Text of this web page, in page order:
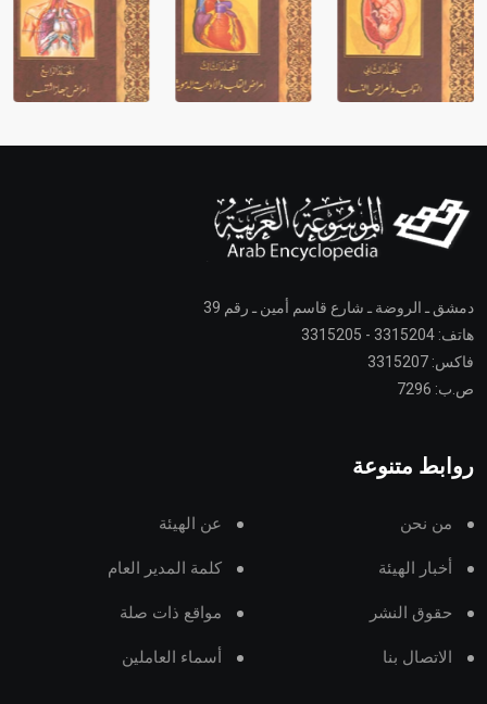
دمشق ـ الروضة ـ شارع قاسم أمين ـ رقم 39
هاتف: 3315204 - 3315205
فاكس: 3315207
ص.ب: 7296
روابط متنوعة
من نحن عن الهيئة
أخبار الهيئة كلمة المدير العام
حقوق النشر مواقع ذات صلة
الاتصال بنا أسماء العاملين